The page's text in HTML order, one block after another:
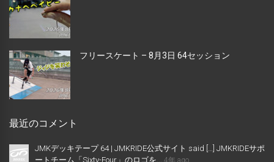
フリースケート – 8月3日 64セッション
最近のコメント
JMKデッキテープ 64 | JMKRIDE公式サイト said […] JMKRIDEサポ
ートチーム「Sixty-Four」のロゴを...
4年 ago